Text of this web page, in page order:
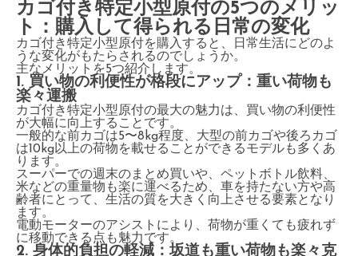
カゴ付き特定小型原付の5つのメリッ
ト：購入して得られる日常の変化
カゴ付き特定小型原付を購入すると、日常生活にどのよ
うな変化がもたらされるのでしょうか。
主なメリットを5つ紹介します。
1. 買い物の利便性が格段にアップ：重い荷物も
楽々運搬
カゴ付き特定小型原付の最大の魅力は、買い物の利便性
が大幅に向上することです。
一般的な前カゴは5〜8kg程度、大型の前カゴや後ろカゴ
は10kg以上の荷物を載せることができるモデルも多くあ
ります。
スーパーでの週末のまとめ買いや、ペットボトル飲料、
米などの重量物も楽に運べるため、車を持たない方や高
齢者にとって、生活の質を大きく向上させる要素となり
ます。
電動モーターのアシストにより、荷物が重くても疲れず
に移動できる点も魅力です。
2. 身体的負担の軽減：坂道も重い荷物も楽々克